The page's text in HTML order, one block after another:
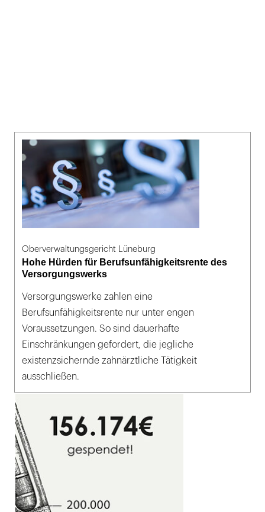
Oberverwaltungsgericht Lüneburg
Hohe Hürden für Berufsunfähigkeitsrente des
Versorgungswerks
Versorgungswerke zahlen eine
Berufsunfähigkeitsrente nur unter engen
Voraussetzungen. So sind dauerhafte
Einschränkungen gefordert, die jegliche
existenzsichernde zahnärztliche Tätigkeit
ausschließen.